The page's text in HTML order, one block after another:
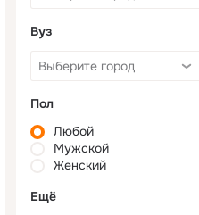
Вуз
Пол
Любой
Мужской
Женский
Ещё